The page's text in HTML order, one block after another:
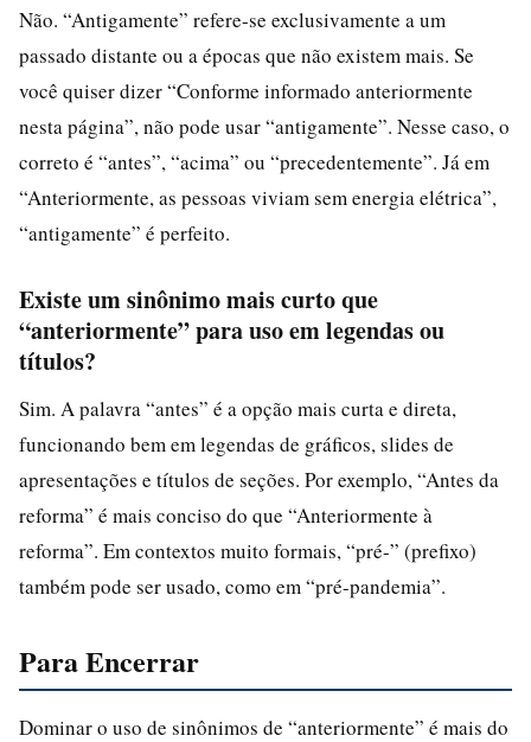
Não. “Antigamente” refere-se exclusivamente a um
passado distante ou a épocas que não existem mais. Se
você quiser dizer “Conforme informado anteriormente
nesta página”, não pode usar “antigamente”. Nesse caso, o
correto é “antes”, “acima” ou “precedentemente”. Já em
“Anteriormente, as pessoas viviam sem energia elétrica”,
“antigamente” é perfeito.
Existe um sinônimo mais curto que
“anteriormente” para uso em legendas ou
títulos?
Sim. A palavra “antes” é a opção mais curta e direta,
funcionando bem em legendas de gráficos, slides de
apresentações e títulos de seções. Por exemplo, “Antes da
reforma” é mais conciso do que “Anteriormente à
reforma”. Em contextos muito formais, “pré-” (prefixo)
também pode ser usado, como em “pré-pandemia”.
Para Encerrar
Dominar o uso de sinônimos de “anteriormente” é mais do